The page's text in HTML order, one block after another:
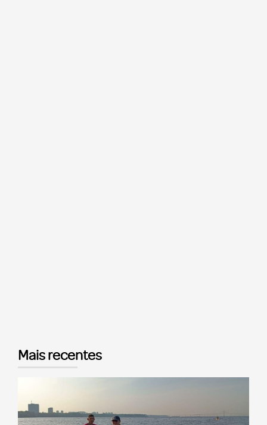
Mais recentes